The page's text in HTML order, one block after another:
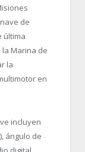
de
última
Marina de
la
en
incluyen
ángulo de